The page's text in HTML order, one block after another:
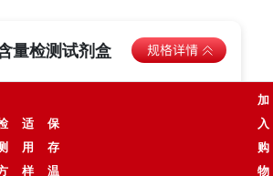
量检测试剂盒
适
用
样
保
存
温
加
入
购
物